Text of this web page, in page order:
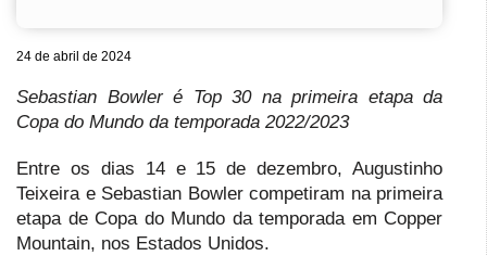
24 de abril de 2024
Sebastian Bowler é Top 30 na primeira etapa da
Copa do Mundo da temporada 2022/2023
Entre os dias 14 e 15 de dezembro, Augustinho
Teixeira e Sebastian Bowler competiram na primeira
etapa de Copa do Mundo da temporada em Copper
Mountain, nos Estados Unidos.